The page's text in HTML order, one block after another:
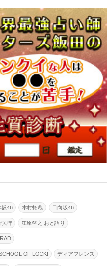
坂46 木村拓哉 日向坂46
弘行 江原啓之 おと語り
OF LOCK! ディアフレンズ